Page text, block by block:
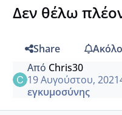
Δεν θέλω
Share
Από Chris30
19 Αυγούστου, 2021
εγκυμοσύνης